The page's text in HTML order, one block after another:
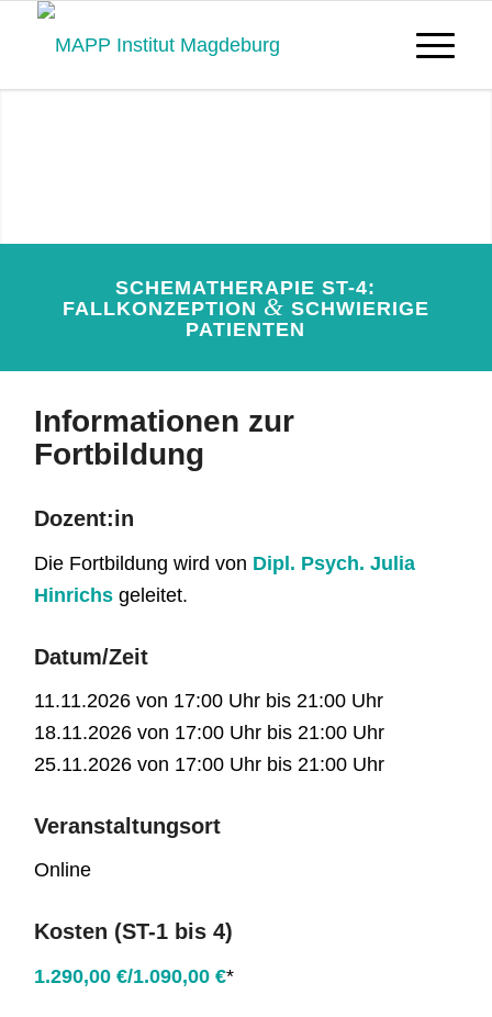
Patienten
JETZT ANMELDEN
SCHEMATHERAPIE ST-4:
FALLKONZEPTION & SCHWIERIGE
PATIENTEN
Informationen zur
Fortbildung
Dozent:in
Die Fortbildung wird von Dipl. Psych. Julia
Hinrichs geleitet.
Datum/Zeit
11.11.2026 von 17:00 Uhr bis 21:00 Uhr
18.11.2026 von 17:00 Uhr bis 21:00 Uhr
25.11.2026 von 17:00 Uhr bis 21:00 Uhr
Veranstaltungsort
Online
Kosten (ST-1 bis 4)
1.290,00 €/1.090,00 €*